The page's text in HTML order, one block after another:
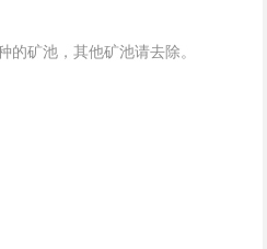
的矿池，其他矿池请去除。